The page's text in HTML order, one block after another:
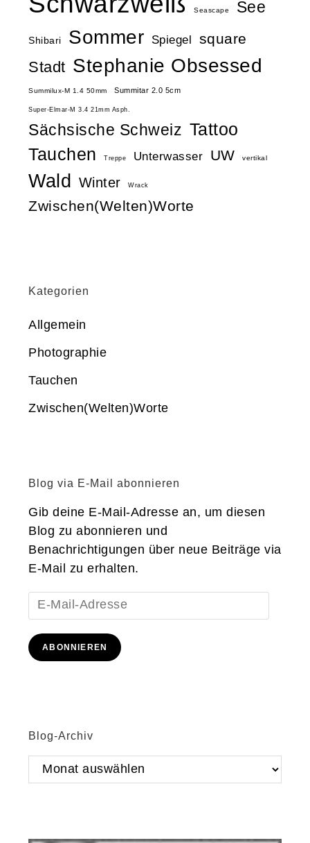
Seascape See
Shibari Sommer Spiegel square
Stadt Stephanie Obsessed
Summilux-M 1.4 50mm Summitar 2.0 5cm
Super-Elmar-M 3.4 21mm Asph.
Sächsische Schweiz Tattoo
Tauchen
Treppe Unterwasser UW vertikal
Wald Winter Wrack
Zwischen(Welten)Worte
Kategorien
Allgemein
Photographie
Tauchen
Zwischen(Welten)Worte
Blog via E-Mail abonnieren
Gib deine E-Mail-Adresse an, um diesen
Blog zu abonnieren und
Benachrichtigungen über neue Beiträge via
E-Mail zu erhalten.
E-
Mail-
Adresse
ABONNIEREN
Blog-Archiv
Blog-
Archiv